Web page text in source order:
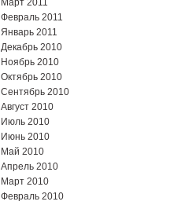
Март 2011
Февраль 2011
Январь 2011
Декабрь 2010
Ноябрь 2010
Октябрь 2010
Сентябрь 2010
Август 2010
Июль 2010
Июнь 2010
Май 2010
Апрель 2010
Март 2010
Февраль 2010